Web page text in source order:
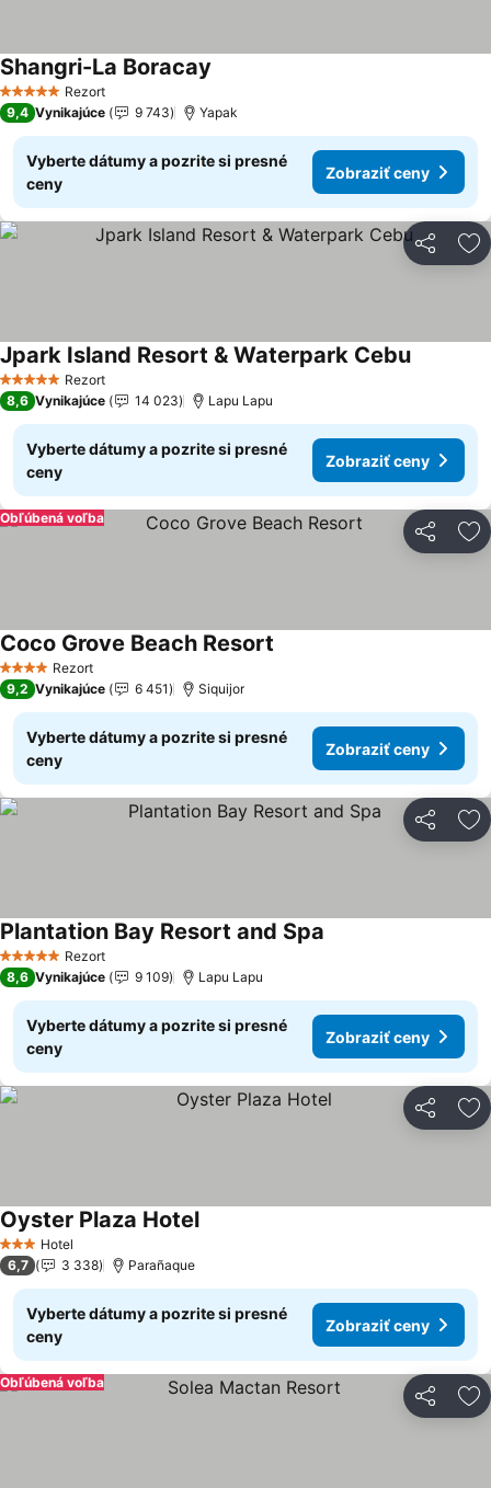
5 Počet hviezdičiek
Rezort
Shangri-La Boracay
9,4 Vynikajúce 9 743 Yapak
Vyberte dátumy a pozrite si presné
ceny
Zobraziť ceny
Zdieľať
5 Počet hviezdičiek
Rezort
Jpark Island Resort & Waterpark CebuZobraziť
8,6 Vynikajúce 14 023 Lapu Lapu
Vyberte dátumy a pozrite si presné
ceny
Zobraziť ceny
Zdieľať
Obľúbená voľba
4 Počet hviezdičiek
Rezort
Coco Grove Beach Resort
9,2 Vynikajúce 6 451 Siquijor
Vyberte dátumy a pozrite si presné
ceny
Zobraziť ceny
Zdieľať
5 Počet hviezdičiek
Rezort
Plantation Bay Resort and Spa
8,6 Vynikajúce 9 109 Lapu Lapu
Vyberte dátumy a pozrite si presné
ceny
Zobraziť ceny
Zdieľať
3 Počet hviezdičiek
Hotel
Oyster Plaza HotelZobraziť ceny
6,7 3 338 Parañaque
Vyberte dátumy a pozrite si presné
ceny
Zobraziť ceny
Zdieľať
Obľúbená voľba